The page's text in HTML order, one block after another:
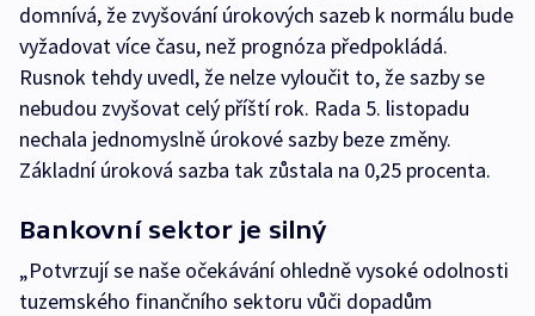
domnívá, že zvyšování úrokových sazeb k normálu bude
vyžadovat více času, než prognóza předpokládá.
Rusnok tehdy uvedl, že nelze vyloučit to, že sazby se
nebudou zvyšovat celý příští rok. Rada 5. listopadu
nechala jednomyslně úrokové sazby beze změny.
Základní úroková sazba tak zůstala na 0,25 procenta.
Bankovní sektor je silný
„Potvrzují se naše očekávání ohledně vysoké odolnosti
tuzemského finančního sektoru vůči dopadům